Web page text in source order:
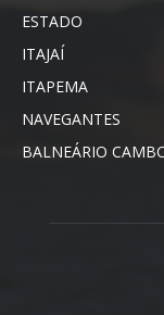
ESTADO
ITAJAÍ
ITAPEMA
NAVEGANTES
BALNEÁRIO